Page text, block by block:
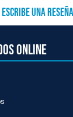
Escribe una reseña
online